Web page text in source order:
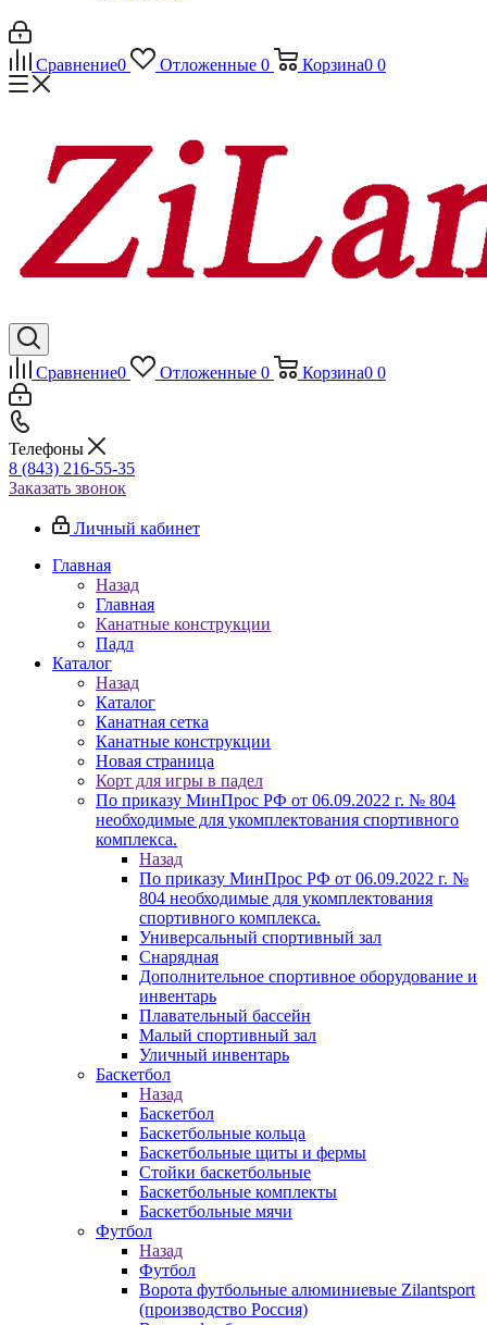
Сравнение0 Отложенные 0 Корзина0 0
Сравнение0 Отложенные 0 Корзина0 0
Телефоны
8 (843) 216-55-35
Заказать звонок
Личный кабинет
Главная
Назад
Главная
Канатные конструкции
Падл
Каталог
Назад
Каталог
Канатная сетка
Канатные конструкции
Новая страница
Корт для игры в падел
По приказу МинПрос РФ от 06.09.2022 г. № 804
необходимые для укомплектования спортивного
комплекса.
Назад
По приказу МинПрос РФ от 06.09.2022 г. №
804 необходимые для укомплектования
спортивного комплекса.
Универсальный спортивный зал
Снарядная
Дополнительное спортивное оборудование и
инвентарь
Плавательный бассейн
Малый спортивный зал
Уличный инвентарь
Баскетбол
Назад
Баскетбол
Баскетбольные кольца
Баскетбольные щиты и фермы
Стойки баскетбольные
Баскетбольные комплекты
Баскетбольные мячи
Футбол
Назад
Футбол
Ворота футбольные алюминиевые Zilantsport
(производство Россия)